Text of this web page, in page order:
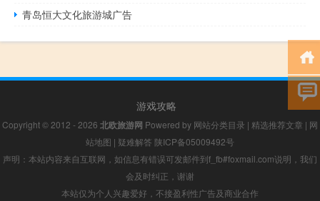
青岛恒大文化旅游城广告
游戏攻略
Copyright © 2012 - 2026 北欧旅游网 Powered by 网站分类目录 | 精选推荐文章 | 网
站地图 | 疑难解答 陕ICP备05009492号
声明：本站内容来自互联网，如信息有错误可发邮件到f_fb#foxmail.com说明，我们
会及时纠正，谢谢
本站仅为个人兴趣爱好，不接盈利性广告及商业合作